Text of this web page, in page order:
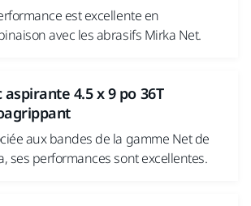
est excellente en
avec les abrasifs Mirka Net.
aspirante 4.5 x 9 po 36T
aux bandes de la gamme Net de
ses performances sont excellentes.